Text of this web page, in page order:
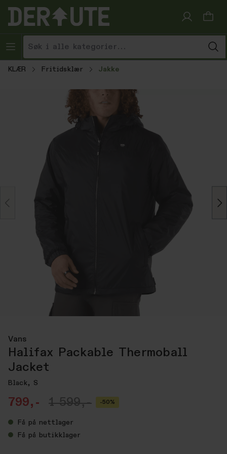
Hopp til innhold
KLÆR Fritidsklær Jakke
Hopp over bildegalleri
Vans
Halifax Packable Thermoball
Jacket
Black, S
799,- 1 599,- -50%
Få på nettlager
Få på butikklager